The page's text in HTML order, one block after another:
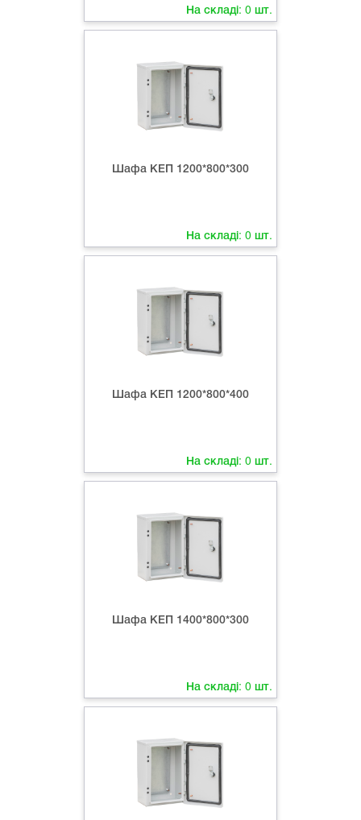
На складі: 0 шт.
Шафа КЕП 1200*800*300
На складі: 0 шт.
Шафа КЕП 1200*800*400
На складі: 0 шт.
Шафа КЕП 1400*800*300
На складі: 0 шт.